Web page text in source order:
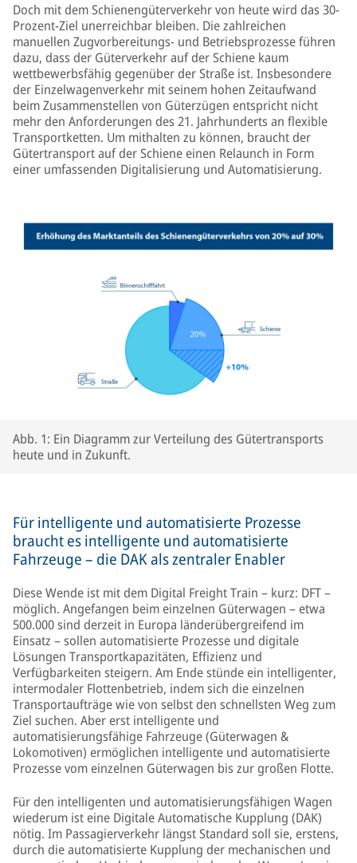
Doch mit dem Schienengüterverkehr von heute wird das 30-
Prozent-Ziel unerreichbar bleiben. Die zahlreichen
manuellen Zugvorbereitungs- und Betriebsprozesse führen
dazu, dass der Güterverkehr auf der Schiene kaum
wettbewerbsfähig gegenüber der Straße ist. Insbesondere
der Einzelwagenverkehr mit seinem hohen Zeitaufwand
beim Zusammenstellen von Güterzügen entspricht nicht
mehr den Anforderungen des 21. Jahrhunderts an flexible
Transportketten. Um mithalten zu können, braucht der
Gütertransport auf der Schiene einen Relaunch in Form
einer umfassenden Digitalisierung und Automatisierung.
Abb. 1: Ein Diagramm zur Verteilung des Gütertransports
heute und in Zukunft.
Für intelligente und automatisierte Prozesse
braucht es intelligente und automatisierte
Fahrzeuge – die DAK als zentraler Enabler
Diese Wende ist mit dem Digital Freight Train – kurz: DFT –
möglich. Angefangen beim einzelnen Güterwagen – etwa
500.000 sind derzeit in Europa länderübergreifend im
Einsatz – sollen automatisierte Prozesse und digitale
Lösungen Transportkapazitäten, Effizienz und
Verfügbarkeiten steigern. Am Ende stünde ein intelligenter,
intermodaler Flottenbetrieb, indem sich die einzelnen
Transportaufträge wie von selbst den schnellsten Weg zum
Ziel suchen. Aber erst intelligente und
automatisierungsfähige Fahrzeuge (Güterwagen &
Lokomotiven) ermöglichen intelligente und automatisierte
Prozesse vom einzelnen Güterwagen bis zur großen Flotte.
Für den intelligenten und automatisierungsfähigen Wagen
wiederum ist eine Digitale Automatische Kupplung (DAK)
nötig. Im Passagierverkehr längst Standard soll sie, erstens,
durch die automatisierte Kupplung der mechanischen und